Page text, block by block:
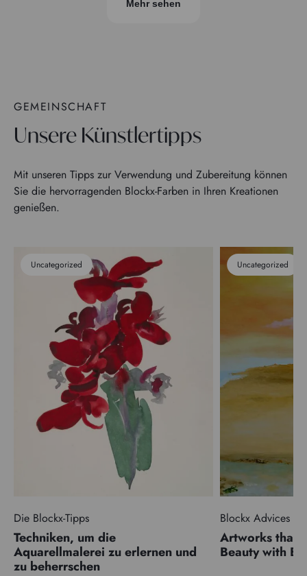
Mehr sehen
GEMEINSCHAFT
Unsere Künstlertipps
Mit unseren Tipps zur Verwendung und Zubereitung können
Sie die hervorragenden Blockx-Farben in Ihren Kreationen
genießen.
Uncategorized
Die Blockx-Tipps
Techniken, um die
Aquarellmalerei zu erlernen und
zu beherrschen
Uncategorized
Blockx Advices
Artworks that
Beauty with